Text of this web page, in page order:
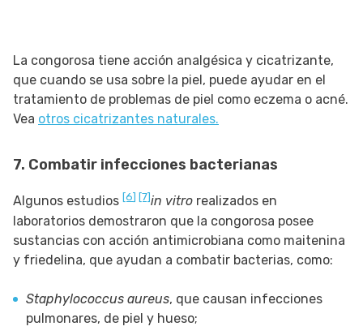
La congorosa tiene acción analgésica y cicatrizante,
que cuando se usa sobre la piel, puede ayudar en el
tratamiento de problemas de piel como eczema o acné.
Vea otros cicatrizantes naturales.
7. Combatir infecciones bacterianas
Algunos estudios [6] [7]in vitro realizados en
laboratorios demostraron que la congorosa posee
sustancias con acción antimicrobiana como maitenina
y friedelina, que ayudan a combatir bacterias, como:
Staphylococcus aureus, que causan infecciones
pulmonares, de piel y hueso;